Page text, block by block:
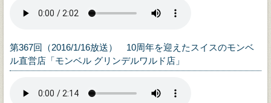
第367回（2016/1/16放送） 10周年を迎えたスイスのモンベ
ル直営店「モンベル グリンデルワルド店」